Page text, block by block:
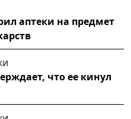
аптеки на предмет
что ее кинул